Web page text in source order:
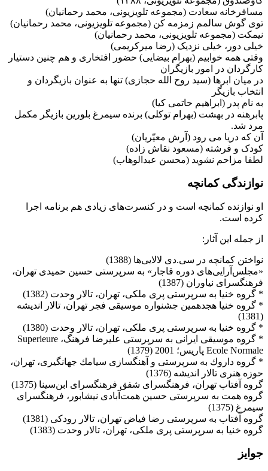
مسافرخانه سعادت (مجموعه تلویزیونی، محمد رحمانیان)
توی گوش سالمم زمزمه کن (مجموعه تلویزیونی، محمد رحمانیان)
نیمکت (مجموعه تلویزیونی، محمد رحمانیان)
خیلی دور، خیلی نزدیک (رضا میرکریمی)
وقتی همه خوابیم (بهرام بیضایی) حضور افتخاری و هم چنین دستیار
کارگردان در امور بازیگران
در میان ابرها (سید روح الله حجازی) تنها به عنوان بازیگردان و
انتخاب بازیگر
به نام پدر (ابراهیم حاتمی کیا)
پابرهنه در بهشت (بهرام توکلی) برنده سیمرغ بلورین بازیگر مکمل
مرد شد.
آن که دریا می رود (آرش معیّریان)
کودک و فرشته (مسعود نقاش زاده)
لطفا مزاحم نشوید (محسن عبدالوهاب)
نوازندگی کمانچه
او نوازنده كمانچه است و در كنسرت‌های زیادی هم برنامه اجرا
كرده است.
از جمله این آثار:
نواختن كمانچه در سی.دی لالایی‌ها (1388‌)
«مجلس‌آرایی‌های دوره‌ قاجار» به سرپرستی حسین حمیدی تهران،
‌فرهنگسرای نیاوران (‌‌1387‌)
‌* گروه خنیا به سرپرستی پری ملكی، تهران، تالار وحدت (1382‌)
‌* گروه خنیا هجدهمین جشنواره موسیقی فجر تهران، تالار اندیشه
(1381‌)
‌* گروه خنیا به سرپرستی پری ملكی، تهران، تالار وحدت (1380‌)
‌* گروه موسیقی ایرانی به سرپرستی علیرضا فرهنگ، Superieure
Ecole Normale ‌پاریس؛ 2001 (1379‌)
‌* گروه داروك به سرپرستی و آهنگسازی سیامك جهانگیری، تهران،
حوزه هنری ‌تالار ‌اندیشه‌ (1376‌)
‌گروه آفتاب تهران، فرهنگسرای شفق فرهنگسرای ابن‌سینا (1375‌)
‌گروه همت به سرپرستی حسین همت‌آبادی نیشابور، فرهنگسرای
سیمرغ (1375‌)
‌گروه آفتاب به سرپرستی رضا فیاض تهران، تالار رودكی (1381‌)
گروه خنیا به سرپرستی پری ملكی، تهران، تالار وحدت (1383‌)
جوایز